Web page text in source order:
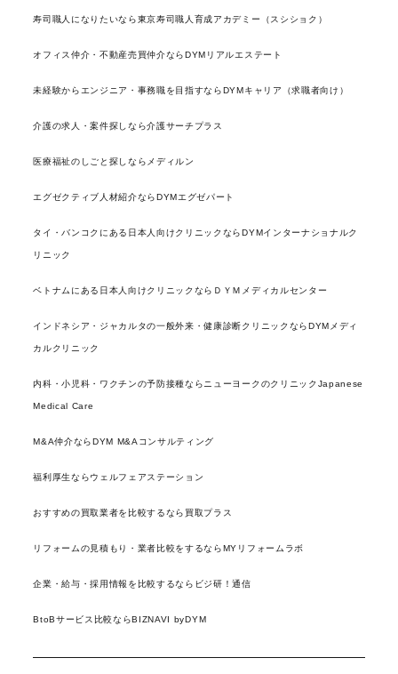
寿司職人になりたいなら東京寿司職人育成アカデミー（スシショク）
オフィス仲介・不動産売買仲介ならDYMリアルエステート
未経験からエンジニア・事務職を目指すならDYMキャリア（求職者向け）
介護の求人・案件探しなら介護サーチプラス
医療福祉のしごと探しならメディルン
エグゼクティブ人材紹介ならDYMエグゼパート
タイ・バンコクにある日本人向けクリニックならDYMインターナショナルク
リニック
ベトナムにある日本人向けクリニックならＤＹＭメディカルセンター
インドネシア・ジャカルタの一般外来・健康診断クリニックならDYMメディ
カルクリニック
内科・小児科・ワクチンの予防接種ならニューヨークのクリニックJapanese
Medical Care
M&A仲介ならDYM M&Aコンサルティング
福利厚生ならウェルフェアステーション
おすすめの買取業者を比較するなら買取プラス
リフォームの見積もり・業者比較をするならMYリフォームラボ
企業・給与・採用情報を比較するならビジ研！通信
BtoBサービス比較ならBIZNAVI byDYM